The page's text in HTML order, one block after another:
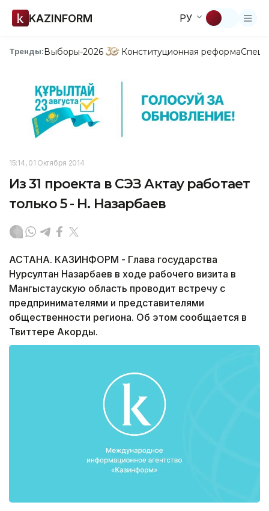
KAZINFORM РУ
Тренды:Выборы-2026 Конституционная реформа
15:14, 01 Октября 2014
Из 31 проекта в СЭЗ Актау работает
только 5 - Н. Назарбаев
АСТАНА. КАЗИНФОРМ - Глава государства
Нурсултан Назарбаев в ходе рабочего визита в
Мангыстаускую область проводит встречу с
предпринимателями и представителями
общественности региона. Об этом сообщается в
Твиттере Акорды.